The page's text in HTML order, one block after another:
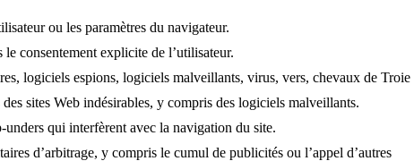
ou les paramètres du navigateur.
le consentement explicite de l’utilisateur.
logiciels espions, logiciels malveillants, virus, vers, chevaux de Troie
sites Web indésirables, y compris des logiciels malveillants.
unders qui interfèrent avec la navigation du site.
d’arbitrage, y compris le cumul de publicités ou l’appel d’autres